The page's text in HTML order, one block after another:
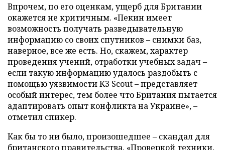
Впрочем, по его оценкам, ущерб для Британии
окажется не критичным. «Пекин имеет
возможность получать разведывательную
информацию со своих спутников – снимки баз,
наверное, все же есть. Но, скажем, характер
проведения учений, отработки учебных задач –
если такую информацию удалось раздобыть с
помощью уязвимости K3 Scout – представляет
особый интерес, тем более что Британия пытается
адаптировать опыт конфликта на Украине», –
отметил спикер.
Как бы то ни было, произошедшее – скандал для
британского правительства. «Проверкой техники,